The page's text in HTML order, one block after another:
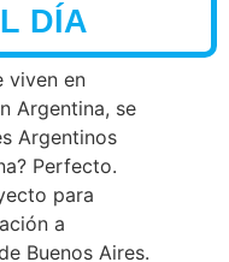
DÍA
viven en
Argentina, se
Argentinos
Perfecto.
para
a
Buenos Aires.